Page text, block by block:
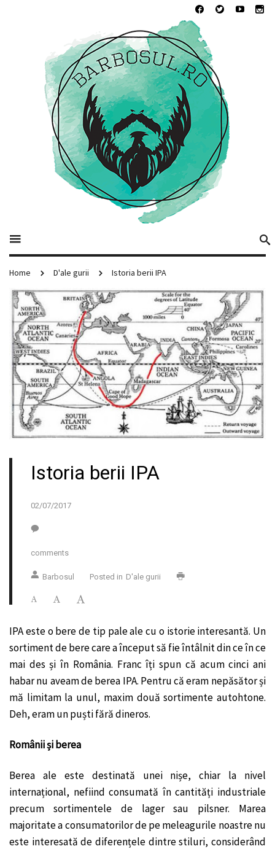
Home D'ale gurii Istoria berii IPA
Istoria berii IPA
02/07/2017
comments
Barbosul Posted in D'ale gurii
IPA este o bere de tip pale ale cu o istorie interesantă. Un
sortiment de bere care a început să fie întâlnit din ce în ce
mai des și în România. Franc îți spun că acum cinci ani
habar nu aveam de berea IPA. Pentru că eram nepăsător și
mă limitam la unul, maxim două sortimente autohtone.
Deh, eram un puști fără dineros.
Românii și berea
Berea ale este destinată unei nișe, chiar la nivel
internațional, nefiind consumată în cantități industriale
precum sortimentele de lager sau pilsner. Marea
majoritate a consumatorilor de pe meleagurile noastre nu
este interesată de diferențele dintre stiluri, considerând